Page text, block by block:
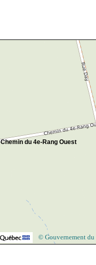
Chemin du 4e-Rang Ouest
© Gouvernement du